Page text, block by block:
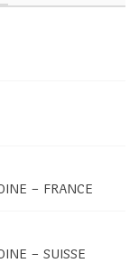
– FRANCE
– SUISSE